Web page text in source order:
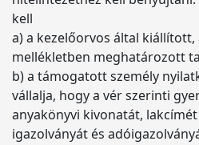
kell
a) a kezelőorvos által kiállított,
mellékletben meghatározott
b) a támogatott személy
vállalja, hogy a vér szerinti
anyakönyvi kivonatát,
igazolványát és